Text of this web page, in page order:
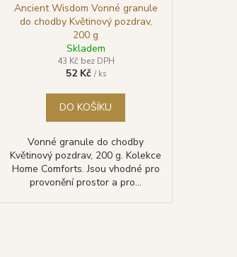
Ancient Wisdom Vonné granule
do chodby Květinový pozdrav,
200 g
Skladem
43 Kč bez DPH
52 Kč / ks
DO KOŠÍKU
Vonné granule do chodby
Květinový pozdrav, 200 g. Kolekce
Home Comforts. Jsou vhodné pro
provonění prostor a pro...